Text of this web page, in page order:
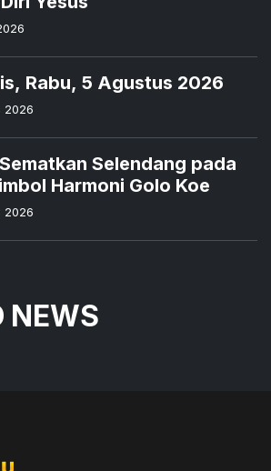
Rabu, 5 Agustus 2026
2026
Selendang pada
Harmoni Golo Koe
2026
NEWS